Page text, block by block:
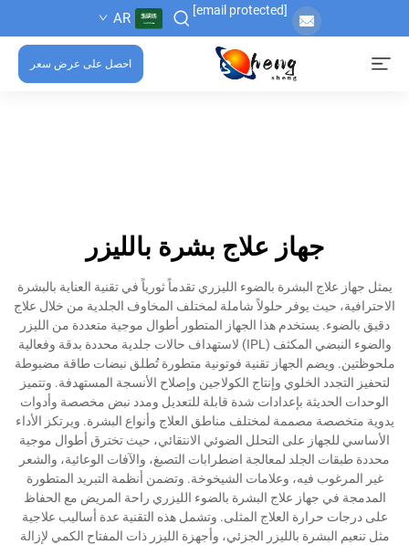
[email protected]
AR
احصل على عرض سعر
جهاز علاج بشرة بالليزر
يمثل جهاز علاج البشرة بالضوء الليزري تقدماً ثورياً في تقنية العناية بالبشرة
الاحترافية، حيث يوفر حلولاً شاملة لمختلف المخاوف الجلدية من خلال علاج
دقيق بالضوء. يستخدم هذا الجهاز المتطور أطوال موجية متعددة من الليزر
والضوء النبضي المكثف (IPL) لاستهداف حالات جلدية محددة بدقة وفعالية
ملحوظتين. ويضم الجهاز تقنية فوتونية متطورة تُطلق نبضات طاقة مضبوطة
لتحفيز التجدد الخلوي وإنتاج الكولاجين وإصلاح الأنسجة المستهدفة. وتتميز
الوحدات الحديثة بإعدادات شدة قابلة للتعديل ومدد نبض مخصصة وأدوات
يدوية متخصصة مصممة لمختلف مناطق العلاج وأنواع البشرة. ويرتكز الأداء
الأساسي للجهاز على التحلل الضوئي الانتقائي، حيث تخترق أطوال موجية
محددة طبقات الجلد لمعالجة اضطرابات التصبغ، والآفات الوعائية، والشعر
غير المرغوب فيه، وعلامات الشيخوخة. وتضمن أنظمة التبريد المتطورة
المدمجة في جهاز علاج البشرة بالضوء الليزري راحة المريض مع الحفاظ
على درجات حرارة العلاج المثلى. وتشمل هذه التقنية عدة أساليب علاجية
مثل تنعيم البشرة بالليزر الجزئي، وأجهزة الليزر ذات المفتاح الكمي لإزالة